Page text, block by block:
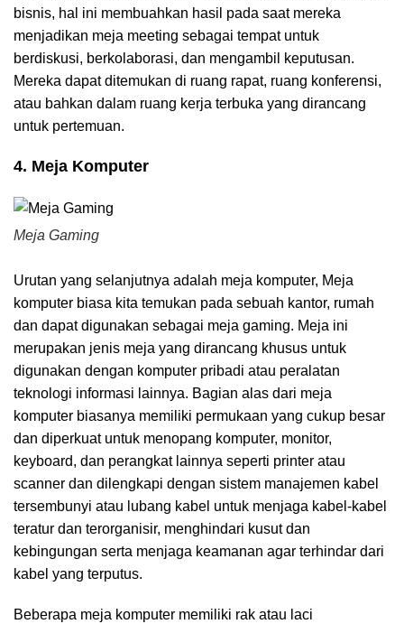
bisnis, hal ini membuahkan hasil pada saat mereka
menjadikan meja meeting sebagai tempat untuk
berdiskusi, berkolaborasi, dan mengambil keputusan.
Mereka dapat ditemukan di ruang rapat, ruang konferensi,
atau bahkan dalam ruang kerja terbuka yang dirancang
untuk pertemuan.
4. Meja Komputer
Meja Gaming
Urutan yang selanjutnya adalah meja komputer, Meja
komputer biasa kita temukan pada sebuah kantor, rumah
dan dapat digunakan sebagai meja gaming. Meja ini
merupakan jenis meja yang dirancang khusus untuk
digunakan dengan komputer pribadi atau peralatan
teknologi informasi lainnya. Bagian alas dari meja
komputer biasanya memiliki permukaan yang cukup besar
dan diperkuat untuk menopang komputer, monitor,
keyboard, dan perangkat lainnya seperti printer atau
scanner dan dilengkapi dengan sistem manajemen kabel
tersembunyi atau lubang kabel untuk menjaga kabel-kabel
teratur dan terorganisir, menghindari kusut dan
kebingungan serta menjaga keamanan agar terhindar dari
kabel yang terputus.
Beberapa meja komputer memiliki rak atau laci